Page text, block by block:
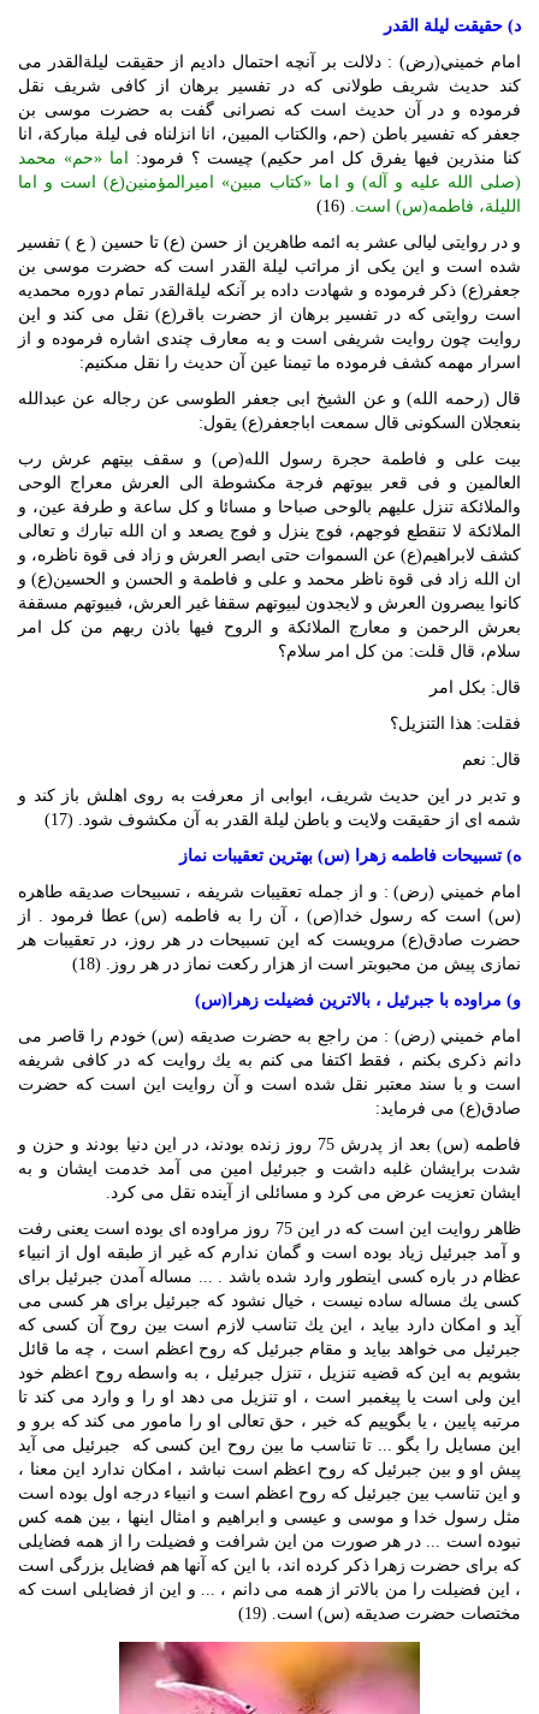
د) حقيقت ليلة القدر
امام خميني(رض) : دلالت ‏بر آنچه احتمال داديم از حقيقت ليلة‏القدر مى‏
كند حديث‏ شريف طولانى كه در تفسير برهان از كافى شريف نقل
فرموده و در آن حديث است كه نصرانى گفت ‏به حضرت موسى بن‏
جعفر كه تفسير باطن (حم، والكتاب المبين، انا انزلناه فى ليلة مباركة، انا
كنا منذرين فيها يفرق كل امر حكيم) چيست ؟ فرمود:
اما «حم‏» محمد
(صلى الله عليه و آله) و اما «كتاب مبين‏» اميرالمؤمنين‏(ع) است و اما
الليلة، فاطمه(س) است. (16)
و در روايتى ليالى عشر به ائمه طاهرين از حسن (ع) تا حسين ( ع ) تفسير
شده است و اين يكى از مراتب ليلة القدر است كه حضرت موسى بن
‏جعفر(ع) ذكر فرموده و شهادت داده بر آنكه ليلة‏القدر تمام دوره محمديه
است روايتى كه در تفسير برهان از حضرت باقر(ع) نقل مى‏ كند و اين
روايت چون روايت‏ شريفى است و به معارف چندى اشاره فرموده و از
اسرار مهمه كشف فرموده ما تيمنا عين آن حديث را نقل مى‏كنيم:
قال (رحمه الله) و عن الشيخ ابى جعفر الطوسى عن رجاله عن عبدالله
بن‏عجلان السكونى قال سمعت اباجعفر(ع) يقول:
بيت على و فاطمة حجرة رسول الله(ص) و سقف بيتهم عرش رب
العالمين و فى قعر بيوتهم فرجة مكشوطة الى العرش معراج الوحى
والملائكة تنزل عليهم بالوحى صباحا و مسائا و كل ساعة و طرفة عين، و
الملائكة لا تنقطع فوجهم، فوج ينزل و فوج يصعد و ان الله تبارك و تعالى
كشف لابراهيم(ع) عن السموات حتى ابصر العرش و زاد فى قوة ناظره، و
ان الله زاد فى قوة ناظر محمد و على و فاطمة و الحسن و الحسين(ع) و
كانوا يبصرون العرش و لايجدون لبيوتهم سقفا غير العرش، فبيوتهم مسقفة
بعرش الرحمن و معارج الملائكة و الروح فيها باذن ربهم من كل امر
سلام، قال قلت: من كل امر سلام؟
قال: بكل امر
فقلت: هذا التنزيل؟
قال: نعم
و تدبر در اين حديث ‏شريف، ابوابى از معرفت ‏به روى اهلش باز كند و
شمه‏ اى از حقيقت ولايت و باطن ليلة القدر به آن مكشوف شود. (17)
ه) تسبيحات فاطمه زهرا (س) بهترين تعقيبات نماز
امام خميني (رض) : و از جمله تعقيبات شريفه ، تسبيحات صديقه طاهره
(س) است كه رسول خدا(ص) ، آن را به فاطمه (س) عطا فرمود . از
حضرت صادق(ع) مرويست كه اين تسبيحات در هر روز، در تعقيبات هر
نمازى پيش من محبوب‏تر است از هزار ركعت نماز در هر روز. (18)
و) مراوده با جبرئيل ، بالاترين فضيلت زهرا(س)
امام خميني (رض) : من راجع به حضرت صديقه (س) خودم را قاصر مى‏
دانم ذكرى بكنم ، فقط اكتفا مى‏ كنم به يك روايت كه در كافى شريفه
است و با سند معتبر نقل شده است و آن روايت اين است كه حضرت
صادق(ع) مى ‏فرمايد:
فاطمه (س) بعد از پدرش 75 روز زنده بودند، در اين دنيا بودند و حزن و
شدت برايشان غلبه داشت و جبرئيل امين مى‏ آمد خدمت ايشان و به
ايشان تعزيت عرض مى‏ كرد و مسائلى از آينده نقل مى‏ كرد.
ظاهر روايت اين است كه در اين 75 روز مراوده ‏اى بوده است‏ يعنى رفت
و آمد جبرئيل زياد بوده است و گمان ندارم كه غير از طبقه اول از انبياء
عظام در باره كسى اينطور وارد شده باشد . ... مساله آمدن جبرئيل براى
كسى يك مساله ساده نيست ، خيال نشود كه جبرئيل براى هر كسى مى‏
آيد و امكان دارد بيايد ، اين يك تناسب لازم است‏ بين روح آن كسى كه
جبرئيل مى‏ خواهد بيايد و مقام جبرئيل كه روح اعظم است ، چه ما قائل
بشويم به اين كه قضيه تنزيل ، تنزل جبرئيل ، به واسطه روح اعظم خود
اين ولى است‏ يا پيغمبر است ، او تنزيل مى ‏دهد او را و وارد مى‏ كند تا
مرتبه پايين ، يا بگوييم كه خير ، حق تعالى او را مامور مى ‏كند كه برو و
اين مسايل را بگو ... تا تناسب ما بين روح اين كسى كه جبرئيل مى ‏آيد
پيش او و بين جبرئيل كه روح اعظم است نباشد ، امكان ندارد اين معنا ،
و اين تناسب بين جبرئيل كه روح اعظم است و انبياء درجه اول بوده است
مثل رسول خدا و موسى و عيسى و ابراهيم و امثال اينها ، بين همه كس
نبوده است ... در هر صورت من اين شرافت و فضيلت را از همه فضايلى
كه براى حضرت زهرا ذكر كرده ‏اند، با اين كه آنها هم فضايل بزرگى است
، اين فضيلت را من بالاتر از همه مى ‏دانم ، ... و اين از فضايلى است كه
مختصات حضرت صديقه (س) است. (19)